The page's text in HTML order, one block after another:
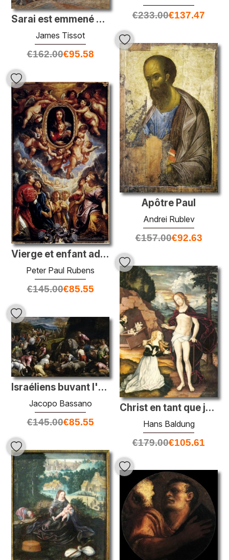
€233.00€137.47
Sarai est emmené au palais de Pharaon
James Tissot
€162.00€95.58
Apôtre Paul
Andrei Rublev
€157.00€92.63
Vierge et enfant adoré par les anges
Peter Paul Rubens
€145.00€85.55
Christ en tant que jardinier (noli moi tangere)
Hans Baldung
€179.00€105.61
Israéliens buvant l'eau miraculeuse
Jacopo Bassano
€145.00€85.55